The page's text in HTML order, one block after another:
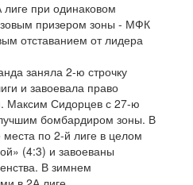
при одинаковом
призером зоны - МФК
отставанием от лидера
заняла 2-ю строчку
и завоевала право
Максим Сидорцев с 27-ю
бомбардиром зоны. В
по 2-й лиге в целом
(4:3) и завоеваны
В зимнем